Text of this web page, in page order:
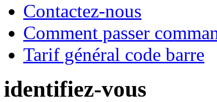
Contactez-nous
Comment passer
Tarif général code barre
identifiez-vous